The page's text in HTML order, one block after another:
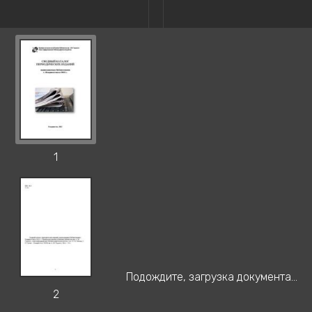
1
2
Подождите, загрузка документа...